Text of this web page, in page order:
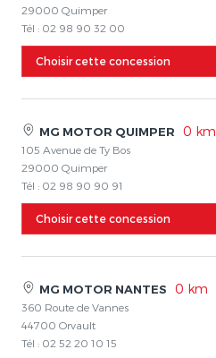
29000 Quimper
Tél : 02 98 90 32 00
Choisir cette concession
MG MOTOR QUIMPER 0 km
105 Avenue de Ty Bos
29000 Quimper
Tél : 02 98 90 90 91
Choisir cette concession
MG MOTOR NANTES 0 km
360 Route de Vannes
44700 Orvault
Tél : 02 52 20 10 15